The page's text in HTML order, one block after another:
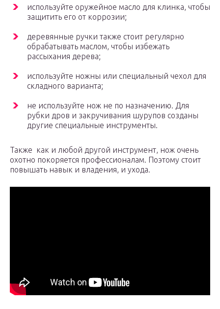
используйте оружейное масло для клинка, чтобы
защитить его от коррозии;
деревянные ручки также стоит регулярно
обрабатывать маслом, чтобы избежать
рассыхания дерева;
используйте ножны или специальный чехол для
складного варианта;
не используйте нож не по назначению. Для
рубки дров и закручивания шурупов созданы
другие специальные инструменты.
Также как и любой другой инструмент, нож очень
охотно покоряется профессионалам. Поэтому стоит
повышать навык и владения, и ухода.